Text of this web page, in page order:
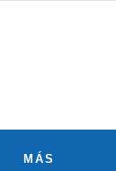
MÁS